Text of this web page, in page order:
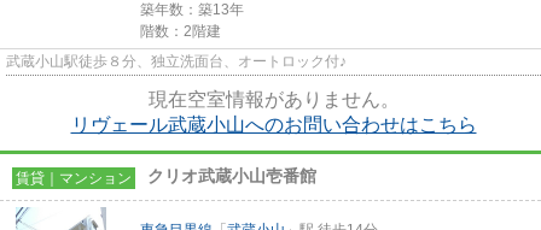
築年数：築13年
階数：2階建
武蔵小山駅徒歩８分、独立洗面台、オートロック付♪
現在空室情報がありません。
リヴェール武蔵小山へのお問い合わせはこちら
賃貸｜マンション クリオ武蔵小山壱番館